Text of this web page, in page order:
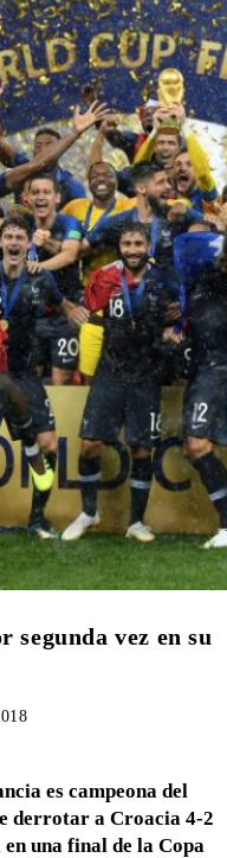
segunda vez en su
es campeona del
derrotar a Croacia 4-2
una final de la Copa